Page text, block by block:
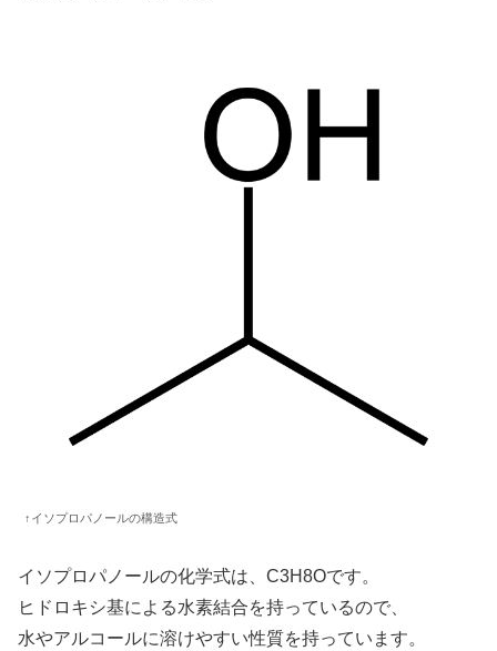
↑イソプロパノールの構造式
イソプロパノールの化学式は、C3H8Oです。
ヒドロキシ基による水素結合を持っているので、
水やアルコールに溶けやすい性質を持っています。